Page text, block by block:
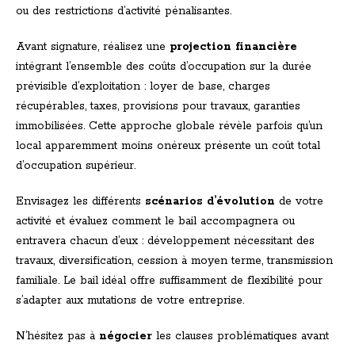
ou des restrictions d’activité pénalisantes.
Avant signature, réalisez une projection financière
intégrant l’ensemble des coûts d’occupation sur la durée
prévisible d’exploitation : loyer de base, charges
récupérables, taxes, provisions pour travaux, garanties
immobilisées. Cette approche globale révèle parfois qu’un
local apparemment moins onéreux présente un coût total
d’occupation supérieur.
Envisagez les différents scénarios d’évolution de votre
activité et évaluez comment le bail accompagnera ou
entravera chacun d’eux : développement nécessitant des
travaux, diversification, cession à moyen terme, transmission
familiale. Le bail idéal offre suffisamment de flexibilité pour
s’adapter aux mutations de votre entreprise.
N’hésitez pas à négocier les clauses problématiques avant